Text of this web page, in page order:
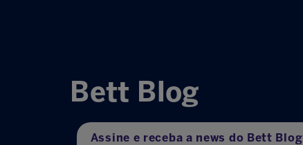
Bett Blog
Assine e receba a news do Bett Blog